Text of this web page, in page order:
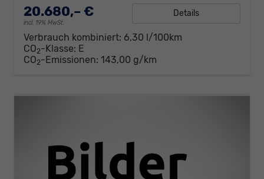
20.680,– €
incl. 19% MwSt.
Details
Verbrauch kombiniert: 6,30 l/100km
CO2-Klasse: E
CO2-Emissionen: 143,00 g/km